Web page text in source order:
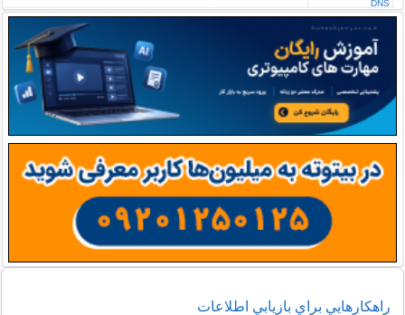
راهکارهايي براي بازيابي اطلاعات